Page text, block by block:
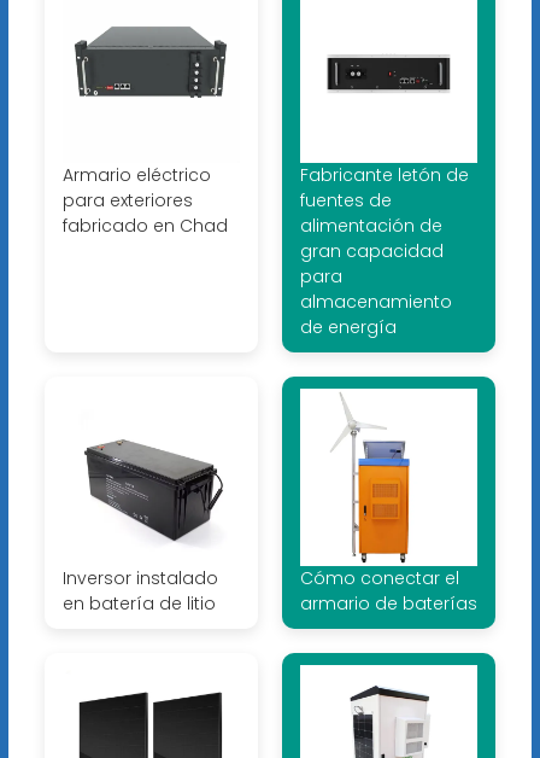
Armario eléctrico
para exteriores
fabricado en Chad
Fabricante letón de
fuentes de
alimentación de
gran capacidad
para
almacenamiento
de energía
Inversor instalado
en batería de litio
Cómo conectar el
armario de baterías